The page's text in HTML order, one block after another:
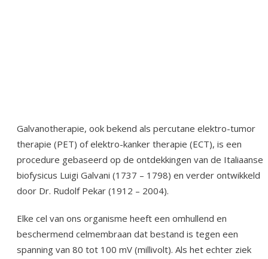
Galvanotherapie, ook bekend als percutane elektro-tumor
therapie (PET) of elektro-kanker therapie (ECT), is een
procedure gebaseerd op de ontdekkingen van de Italiaanse
biofysicus Luigi Galvani (1737 – 1798) en verder ontwikkeld
door Dr. Rudolf Pekar (1912 – 2004).
Elke cel van ons organisme heeft een omhullend en
beschermend celmembraan dat bestand is tegen een
spanning van 80 tot 100 mV (millivolt). Als het echter ziek